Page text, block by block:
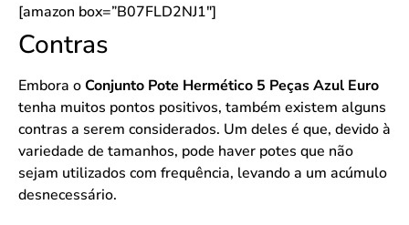
[amazon box=”B07FLD2NJ1″]
Contras
Embora oConjunto Pote Hermético 5 Peças Azul Euro
tenha muitos pontos positivos, também existem alguns
contras a serem considerados. Um deles é que, devido à
variedade de tamanhos, pode haver potes que não
sejam utilizados com frequência, levando a um acúmulo
desnecessário.